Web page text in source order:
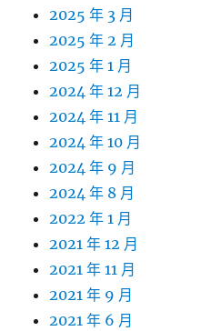
2025 年 3 月
2025 年 2 月
2025 年 1 月
2024 年 12 月
2024 年 11 月
2024 年 10 月
2024 年 9 月
2024 年 8 月
2022 年 1 月
2021 年 12 月
2021 年 11 月
2021 年 9 月
2021 年 6 月